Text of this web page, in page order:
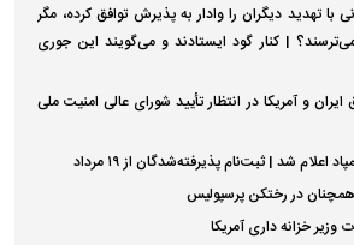
با تهدید دیگران را وادار به پذیرش توافق کرده، مگر
| کنار گود ایستادند و می‌گویند این جوری
و آمریکا در انتظار تأیید شورای عالی امنیت ملی
شد | ثبت‌نام پذیرفته‌شدگان از ۱۹ مرداد
در رختکن پرسپولیس
خزانه داری آمریکا